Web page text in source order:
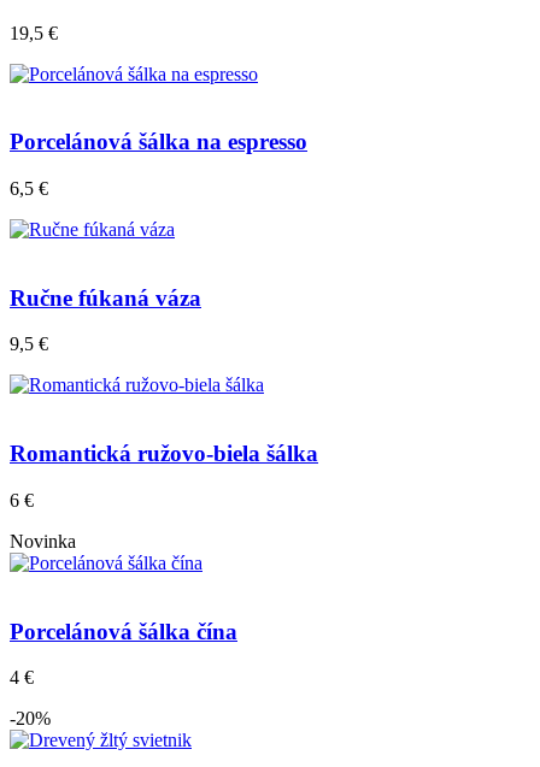
19,5 €
Porcelánová šálka na espresso
6,5 €
Ručne fúkaná váza
9,5 €
Romantická ružovo-biela šálka
6 €
Novinka
Porcelánová šálka čína
4 €
-20%